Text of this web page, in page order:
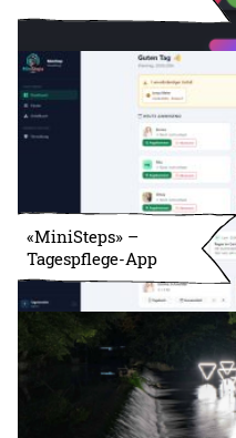
«MiniSteps» –
Tagespflege-App